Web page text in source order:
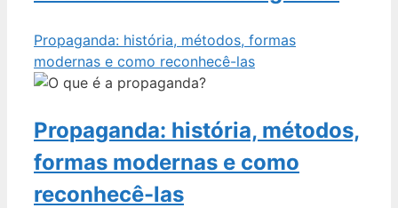
Propaganda: história, métodos, formas
modernas e como reconhecê-las
Propaganda: história, métodos,
formas modernas e como
reconhecê-las